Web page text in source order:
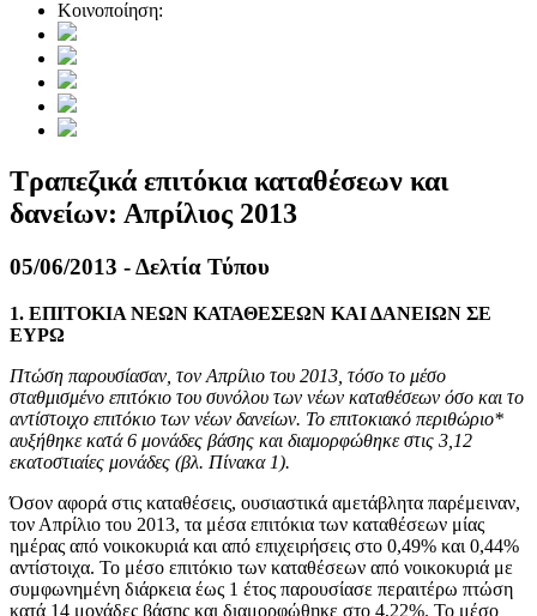
Κοινοποίηση:
Τραπεζικά επιτόκια καταθέσεων και
δανείων: Απρίλιος 2013
05/06/2013 - Δελτία Τύπου
1. ΕΠΙΤΟΚΙΑ ΝΕΩΝ ΚΑΤΑΘΕΣΕΩΝ ΚΑΙ ΔΑΝΕΙΩΝ ΣΕ
ΕΥΡΩ
Πτώση παρουσίασαν, τον Απρίλιο του 2013, τόσο το μέσο
σταθμισμένο επιτόκιο του συνόλου των νέων καταθέσεων όσο και το
αντίστοιχο επιτόκιο των νέων δανείων. Το επιτοκιακό περιθώριο*
αυξήθηκε κατά 6 μονάδες βάσης και διαμορφώθηκε στις 3,12
εκατοστιαίες μονάδες (βλ. Πίνακα 1).
Όσον αφορά στις καταθέσεις, ουσιαστικά αμετάβλητα παρέμειναν,
τον Απρίλιο του 2013, τα μέσα επιτόκια των καταθέσεων μίας
ημέρας από νοικοκυριά και από επιχειρήσεις στο 0,49% και 0,44%
αντίστοιχα. Το μέσο επιτόκιο των καταθέσεων από νοικοκυριά με
συμφωνημένη διάρκεια έως 1 έτος παρουσίασε περαιτέρω πτώση
κατά 14 μονάδες βάσης και διαμορφώθηκε στο 4,22%. Το μέσο